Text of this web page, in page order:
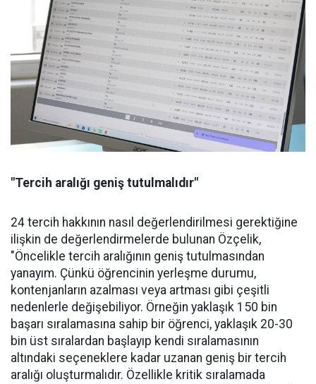
"Tercih aralığı geniş tutulmalıdır"
24 tercih hakkının nasıl değerlendirilmesi gerektiğine
ilişkin de değerlendirmelerde bulunan Özçelik,
"Öncelikle tercih aralığının geniş tutulmasından
yanayım. Çünkü öğrencinin yerleşme durumu,
kontenjanların azalması veya artması gibi çeşitli
nedenlerle değişebiliyor. Örneğin yaklaşık 150 bin
başarı sıralamasına sahip bir öğrenci, yaklaşık 20-30
bin üst sıralardan başlayıp kendi sıralamasının
altındaki seçeneklere kadar uzanan geniş bir tercih
aralığı oluşturmalıdır. Özellikle kritik sıralamada